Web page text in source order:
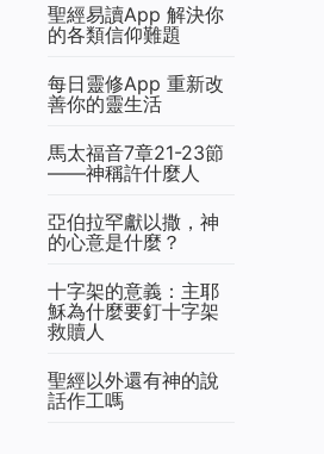
聖經易讀App 解決你
的各類信仰難題
每日靈修App 重新改
善你的靈生活
馬太福音7章21-23節
——神稱許什麼人
亞伯拉罕獻以撒，神
的心意是什麼？
十字架的意義：主耶
穌為什麼要釘十字架
救贖人
聖經以外還有神的說
話作工嗎